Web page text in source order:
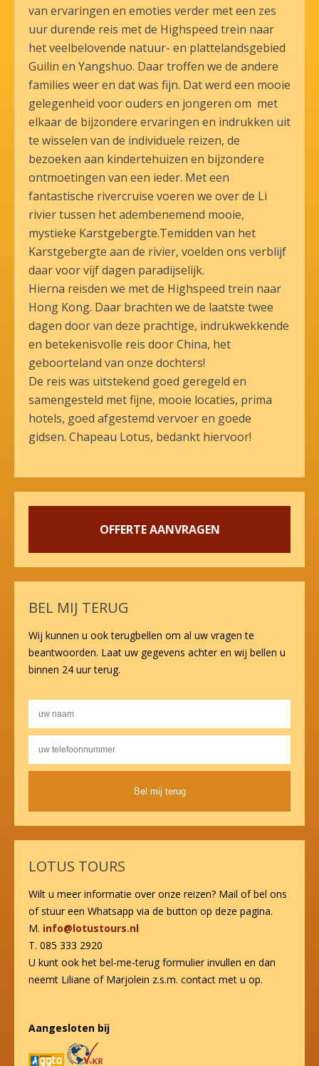
van ervaringen en emoties verder met een zes
uur durende reis met de Highspeed trein naar
het veelbelovende natuur- en plattelandsgebied
Guilin en Yangshuo. Daar troffen we de andere
families weer en dat was fijn. Dat werd een mooie
gelegenheid voor ouders en jongeren om met
elkaar de bijzondere ervaringen en indrukken uit
te wisselen van de individuele reizen, de
bezoeken aan kindertehuizen en bijzondere
ontmoetingen van een ieder. Met een
fantastische rivercruise voeren we over de Li
rivier tussen het adembenemend mooie,
mystieke Karstgebergte.Temidden van het
Karstgebergte aan de rivier, voelden ons verblijf
daar voor vijf dagen paradijselijk.
Hierna reisden we met de Highspeed trein naar
Hong Kong. Daar brachten we de laatste twee
dagen door van deze prachtige, indrukwekkende
en betekenisvolle reis door China, het
geboorteland van onze dochters!
De reis was uitstekend goed geregeld en
samengesteld met fijne, mooie locaties, prima
hotels, goed afgestemd vervoer en goede
gidsen. Chapeau Lotus, bedankt hiervoor!
OFFERTE AANVRAGEN
BEL MIJ TERUG
Wij kunnen u ook terugbellen om al uw vragen te
beantwoorden. Laat uw gegevens achter en wij bellen u
binnen 24 uur terug.
LOTUS TOURS
Wilt u meer informatie over onze reizen? Mail of bel ons
of stuur een Whatsapp via de button op deze pagina.
M. info@lotustours.nl
T. 085 333 2920
U kunt ook het bel-me-terug formulier invullen en dan
neemt Liliane of Marjolein z.s.m. contact met u op.
Aangesloten bij